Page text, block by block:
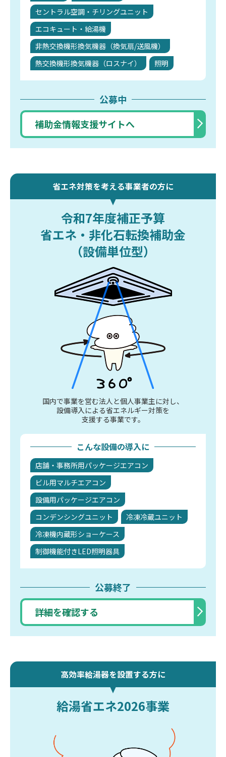
セントラル空調・チリングユニット
エコキュート・給湯機
非熱交換機形換気機器（換気扇/送風機）
熱交換機形換気機器（ロスナイ）
照明
公募中
補助金情報支援サイトへ
省エネ対策を考える事業者の方に
令和7年度補正予算
省エネ・非化石転換補助金
（設備単位型）
国内で事業を営む法人と個人事業主に対し、
設備導入による省エネルギー対策を
支援する事業です。
こんな設備の導入に
店舗・事務所用パッケージエアコン
ビル用マルチエアコン
設備用パッケージエアコン
コンデンシングユニット
冷凍冷蔵ユニット
冷凍機内蔵形ショーケース
制御機能付きLED照明器具
公募終了
詳細を確認する
高効率給湯器を設置する方に
給湯省エネ2026事業